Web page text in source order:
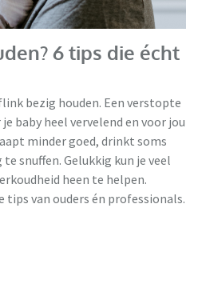
6 tips die écht
bezig houden. Een verstopte
baby heel vervelend en voor jou
minder goed, drinkt soms
snuffen. Gelukkig kun je veel
heen te helpen.
tips van ouders én professionals.